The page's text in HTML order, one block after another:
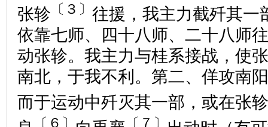
张轸 〔３〕 往援，我主力截歼其一
依靠七师、四十八师、二十八师
动张轸。我主力与桂系接战，使
南北，于我不利。第二、佯攻南
而于运动中歼灭其一部，或在张
〔６〕 〔７〕